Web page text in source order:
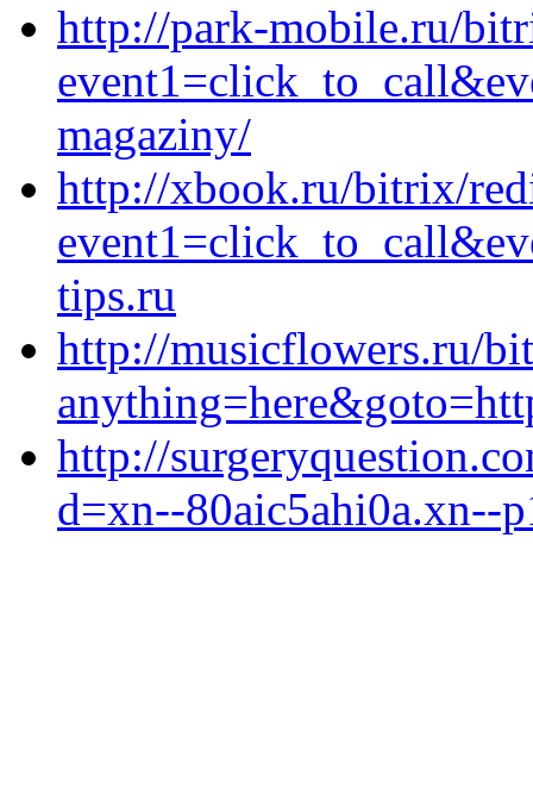
http://park-mobile.ru/
magaziny/
http://xbook.ru/bitrix/
tips.ru
http://musicflowers.ru/
http://
d=xn--80aic5ahi0a.xn--